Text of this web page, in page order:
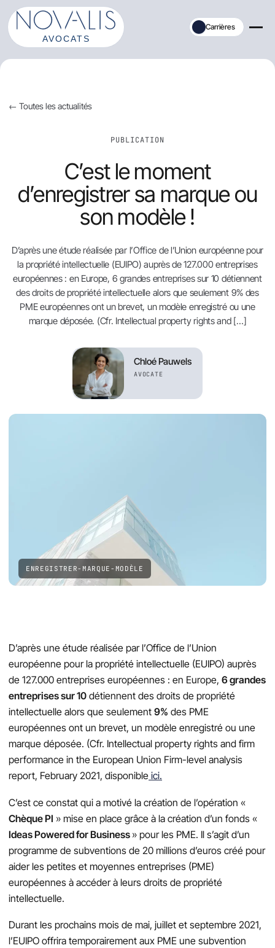
Aller
au
contenu
Carrières
← Toutes les actualités
PUBLICATION
C’est le moment
d’enregistrer sa marque ou
son modèle !
D’après une étude réalisée par l’Office de l’Union européenne pour
la propriété intellectuelle (EUIPO) auprès de 127.000 entreprises
européennes : en Europe, 6 grandes entreprises sur 10 détiennent
des droits de propriété intellectuelle alors que seulement 9% des
PME européennes ont un brevet, un modèle enregistré ou une
marque déposée. (Cfr. Intellectual property rights and […]
Chloé Pauwels
AVOCATE
ENREGISTRER-MARQUE-MODÈLE
D’après une étude réalisée par l’Office de l’Union
européenne pour la propriété intellectuelle (EUIPO) auprès
de 127.000 entreprises européennes : en Europe, 6 grandes
entreprises sur 10 détiennent des droits de propriété
intellectuelle alors que seulement 9% des PME
européennes ont un brevet, un modèle enregistré ou une
marque déposée. (Cfr. Intellectual property rights and firm
performance in the European Union Firm-level analysis
report, February 2021, disponible ici.
C’est ce constat qui a motivé la création de l’opération «
Chèque PI » mise en place grâce à la création d’un fonds «
Ideas Powered for Business » pour les PME. Il s’agit d’un
programme de subventions de 20 millions d’euros créé pour
aider les petites et moyennes entreprises (PME)
européennes à accéder à leurs droits de propriété
intellectuelle.
Durant les prochains mois de mai, juillet et septembre 2021,
l’EUIPO offrira temporairement aux PME une subvention